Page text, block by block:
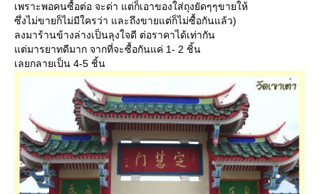
เพราะพอคนซื้อต่อ จะด่า แต่ก็เอาของใส่ถุงยัดๆๆขายให้
ซึ่งไม่ขายก็ไม่มีใครว่า และถึงขายแต่ก็ไม่ซื้อกันแล้ว)
ลงมาร้านข้างล่างเป็นลุงใจดี ต่อราคาได้เท่ากัน
ต่มารยาทดีมาก จากที่จะซื้อกันแค่ 1- 2 ชิ้น
เลยกลายเป็น 4-5 ชิ้น